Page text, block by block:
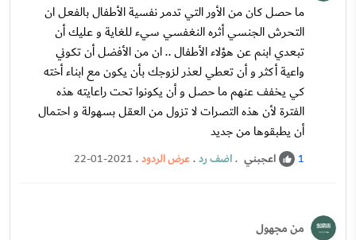
ما حصل كان من الأور التي تدمر نفسية الأطفال بالفعل ان
التحرش الجنسي أثره النغفسي سيء للغاية و عليك أن
تبعدي ابنم عن هؤلاء الأطفال .. ان من الأفضل أن تكوني
واعية أكثر و أن تعطي لعذر لزوجك بأن يكون مع ابناء أخته
كي يخفف عنهم ما حصل و أن يكونوا تحت راعايته هذه
الفترة لأن هذه التصرات لا تزول من العقل بسهولة و احتمال
أن يطبقوها من جديد
1 اعجبني .اضف رد.عرض الردود.
22-01-2021
من مجهول